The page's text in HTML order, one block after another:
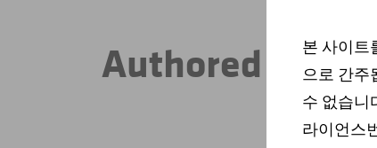
Authored
본 사이트
으로 간주
수 없습니
라이언스